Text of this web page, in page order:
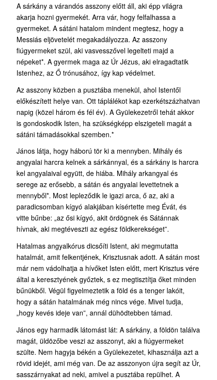
A sárkány a várandós asszony előtt áll, aki épp világra
akarja hozni gyermekét. Arra vár, hogy felfalhassa a
gyermeket. A sátáni hatalom mindent megtesz, hogy a
Messiás eljövetelét megakadályozza. Az asszony
fiúgyermeket szül, aki vasvesszővel legelteti majd a
népeket*. A gyermek maga az Úr Jézus, aki elragadtatik
Istenhez, az Ő trónusához, így kap védelmet.
Az asszony közben a pusztába menekül, ahol Istentől
előkészített helye van. Ott táplálékot kap ezerkétszázhatvan
napig (közel három és fél év). A Gyülekezetről tehát akkor
is gondoskodik Isten, ha szükségképp elszigeteli magát a
sátáni támadásokkal szemben.*
János látja, hogy háború tör ki a mennyben. Mihály és
angyalai harcra kelnek a sárkánnyal, és a sárkány is harcra
kel angyalaival együtt, de hiába. Mihály arkangyal és
serege az erősebb, a sátán és angyalai levettetnek a
mennyből*. Most lepleződik le igazi arca, ő az, aki a
paradicsomban kígyó alakjában kísértette meg Évát, és
vitte bűnbe: „az ősi kígyó, akit ördögnek és Sátánnak
hívnak, aki megtéveszti az egész földkerekséget”.
Hatalmas angyalkórus dicsőíti Istent, aki megmutatta
hatalmát, amit felkentjének, Krisztusnak adott. A sátán most
már nem vádolhatja a hívőket Isten előtt, mert Krisztus vére
által a keresztyének győztek, s ez megtisztítja őket minden
bűnükből. Végül figyelmeztetik a föld és a tenger lakóit,
hogy a sátán hatalmának még nincs vége. Mivel tudja,
„hogy kevés ideje van”, annál dühödtebben támad.
János egy harmadik látomást lát: A sárkány, a földön találva
magát, üldözőbe veszi az asszonyt, aki a fiúgyermeket
szülte. Nem hagyja békén a Gyülekezetet, kihasználja azt a
rövid idejét, ami még van. De az asszonyon újra segít az Úr,
sasszárnyakat ad neki, amivel a pusztába repülhet. A